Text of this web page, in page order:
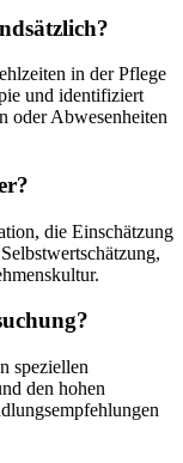
in der Pflege
und identifiziert
oder Abwesenheiten
die Einschätzung
speziellen
den hohen